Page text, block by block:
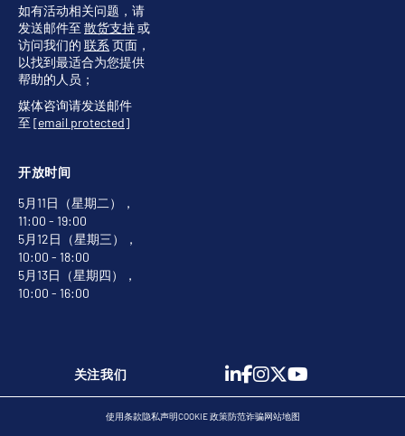
开放时间
5月11日（星期二），
11:00 - 19:00
5月12日（星期三），
10:00 - 18:00
5月13日（星期四），
10:00 - 16:00
如有活动相关问题，请
发送邮件至 散货支持或
访问我们的 联系 页面，
以找到最适合为您提供
帮助的人员；
媒体咨询请发送邮件
至 [email protected]
关注我们
使用条款隐私声明COOKIE 政策防范诈骗网站地图